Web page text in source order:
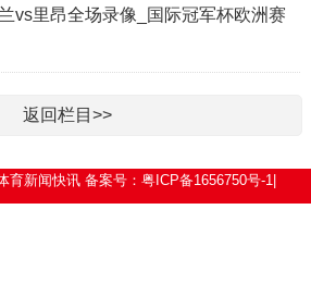
vs里昂全场录像_国际冠军杯欧洲赛
返回栏目>>
育新闻快讯备案号：粤ICP备1656750号-1|